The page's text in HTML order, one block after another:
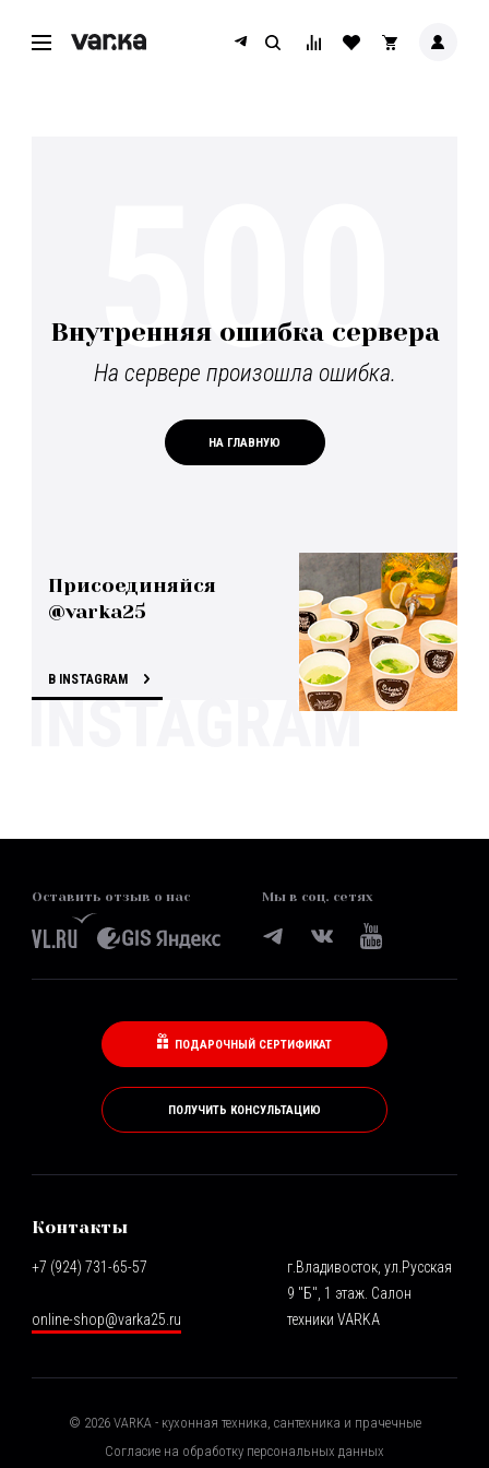
Внутренняя ошибка сервера
На сервере произошла ошибка.
НА ГЛАВНУЮ
500
Присоединяйся
@varka25
В INSTAGRAM
Оставить отзыв о нас Мы в соц. сетях
ПОДАРОЧНЫЙ СЕРТИФИКАТ
ПОЛУЧИТЬ КОНСУЛЬТАЦИЮ
Контакты
+7 (924) 731-65-57
online-shop@varka25.ru
г.Владивосток, ул.Русская
9 "Б", 1 этаж. Салон
техники VARKA
© 2026VARKA - кухонная техника, сантехника и прачечные
Согласие на обработку персональных данных